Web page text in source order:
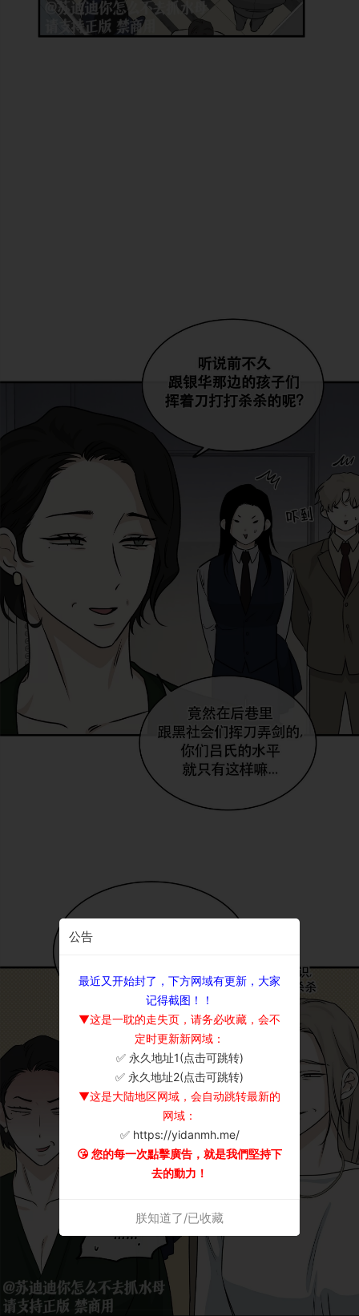
公告
最近又开始封了，下方网域有更新，大家
记得截图！！
▼这是一耽的走失页，请务必收藏，会不
定时更新新网域：
✅ 永久地址1(点击可跳转)
✅ 永久地址2(点击可跳转)
▼这是大陆地区网域，会自动跳转最新的
网域：
✅ https://yidanmh.me/
😘 您的每一次點擊廣告，就是我們堅持下
去的動力！
朕知道了/已收藏